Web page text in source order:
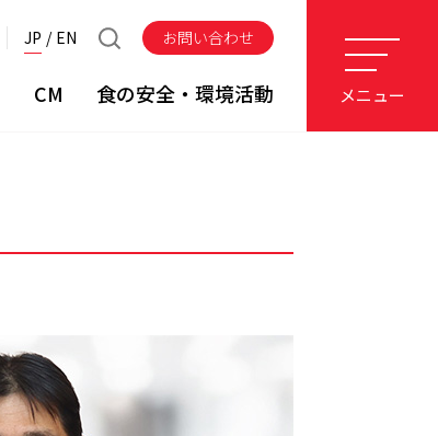
JP EN お問い合わせ
CM 食の安全・環境活動 メニュー